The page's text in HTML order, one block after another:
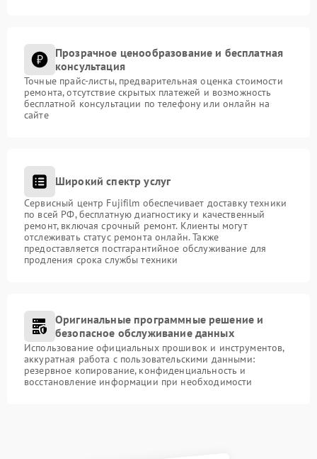
Прозрачное ценообразование и бесплатная
консультация
Точные прайс-листы, предварительная оценка стоимости
ремонта, отсутствие скрытых платежей и возможность
бесплатной консультации по телефону или онлайн на
сайте
Широкий спектр услуг
Сервисный центр Fujifilm обеспечивает доставку техники
по всей РФ, бесплатную диагностику и качественный
ремонт, включая срочный ремонт. Клиенты могут
отслеживать статус ремонта онлайн. Также
предоставляется постгарантийное обслуживание для
продления срока службы техники
Оригинальные программные решение и
безопасное обслуживание данных
Использование официальных прошивок и инструментов,
аккуратная работа с пользовательскими данными:
резервное копирование, конфиденциальность и
восстановление информации при необходимости